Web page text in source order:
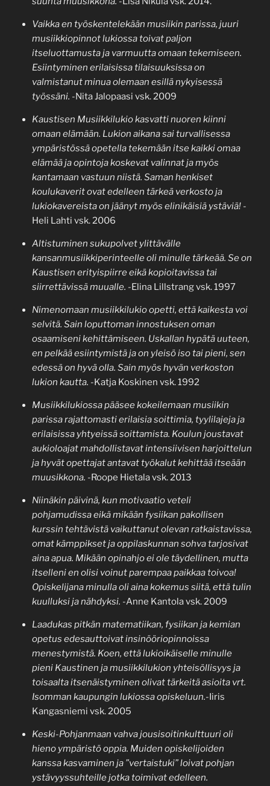
Vaikka en työskentelekään musiikin parissa, juuri
musiikkiopinnot lukiossa toivat paljon
itseluottamusta ja varmuutta omaan tekemiseen.
Esiintyminen erilaisissa tilaisuuksissa on
valmistanut minua olemaan esillä nykyisessä
työssäni. -Nita Jalopaasi vsk. 2009
Kaustisen Musiikkilukio kasvatti nuoren kiinni
omaan elämään. Lukion aikana sai turvallisessa
ympäristössä opetella tekemään itse kaikki omaa
elämää ja opintoja koskevat valinnat ja myös
kantamaan vastuun niistä. Saman henkiset
koulukaverit ovat edelleen tärkeä verkosto ja
lukiokavereista on jäänyt myös elinikäisiä ystäviä!-
Heli Lahti vsk. 2006
Altistuminen sukupolvet ylittävälle
kansanmusiikkiperinteelle oli minulle tärkeää. Se on
Kaustisen erityispiirre eikä kopioitavissa tai
siirrettävissä muualle. -Elina Lillstrang vsk. 1997
Nimenomaan musiikkilukio opetti, että kaikesta voi
selvitä. Sain loputtoman innostuksen oman
osaamiseni kehittämiseen. Uskallan hypätä uuteen,
en pelkää esiintymistä ja on yleisö iso tai pieni, sen
edessä on hyvä olla. Sain myös hyvän verkoston
lukion kautta. -Katja Koskinen vsk. 1992
Musiikkilukiossa pääsee kokeilemaan musiikin
parissa rajattomasti erilaisia soittimia, tyylilajeja ja
erilaisissa yhtyeissä soittamista. Koulun joustavat
aukioloajat mahdollistavat intensiivisen harjoittelun
ja hyvät opettajat antavat työkalut kehittää itseään
muusikkona. -Roope Hietala vsk. 2013
Niinäkin päivinä, kun motivaatio veteli
pohjamudissa eikä mikään fysiikan pakollisen
kurssin tehtävistä vaikuttanut olevan ratkaistavissa,
omat kämppikset ja oppilaskunnan sohva tarjosivat
aina apua. Mikään opinahjo ei ole täydellinen, mutta
itselleni en olisi voinut parempaa paikkaa toivoa!
Opiskelijana minulla oli aina kokemus siitä, että tulin
kuulluksi ja nähdyksi. -Anne Kantola vsk. 2009
Laadukas pitkän matematiikan, fysiikan ja kemian
opetus edesauttoivat insinööriopinnoissa
menestymistä. Koen, että lukioikäiselle minulle
pieni Kaustinen ja musiikkilukion yhteisöllisyys ja
toisaalta itsenäistyminen olivat tärkeitä asioita vrt.
Isomman kaupungin lukiossa opiskeluun.-Iiris
Kangasniemi vsk. 2005
Keski-Pohjanmaan vahva jousisoitinkulttuuri oli
hieno ympäristö oppia. Muiden opiskelijoiden
kanssa kasvaminen ja ”vertaistuki” loivat pohjan
ystävyyssuhteille jotka toimivat edelleen.